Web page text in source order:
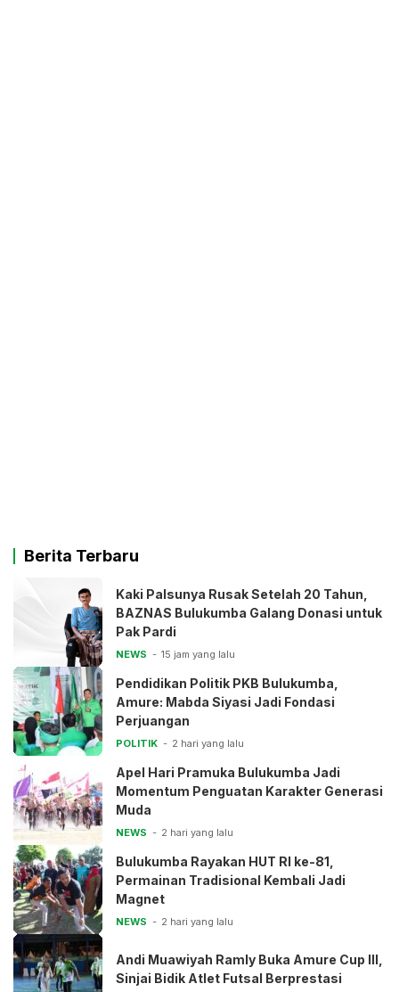
Berita Terbaru
Kaki Palsunya Rusak Setelah 20 Tahun,
BAZNAS Bulukumba Galang Donasi untuk
Pak Pardi
NEWS 15 jam yang lalu
Pendidikan Politik PKB Bulukumba,
Amure: Mabda Siyasi Jadi Fondasi
Perjuangan
POLITIK 2 hari yang lalu
Apel Hari Pramuka Bulukumba Jadi
Momentum Penguatan Karakter Generasi
Muda
NEWS 2 hari yang lalu
Bulukumba Rayakan HUT RI ke-81,
Permainan Tradisional Kembali Jadi
Magnet
NEWS 2 hari yang lalu
Andi Muawiyah Ramly Buka Amure Cup III,
Sinjai Bidik Atlet Futsal Berprestasi